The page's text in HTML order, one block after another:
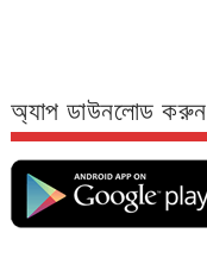
অ্যাপ ডাউনলোড করুন